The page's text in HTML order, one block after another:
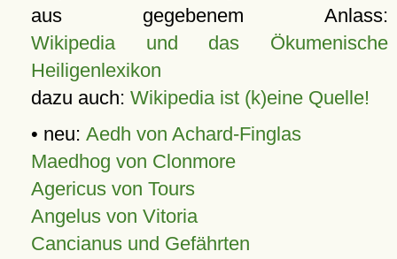
aus gegebenem Anlass:
Wikipedia und das Ökumenische
Heiligenlexikon
dazu auch: Wikipedia ist (k)eine Quelle!
• neu: Aedh von Achard-Finglas
Maedhog von Clonmore
Agericus von Tours
Angelus von Vitoria
Cancianus und Gefährten